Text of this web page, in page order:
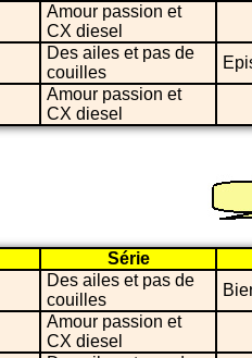
Amour passion et
CX diesel
Des ailes et pas de
couilles
Amour passion et
CX diesel
Série
Des ailes et pas de
couilles
Amour passion et
CX diesel